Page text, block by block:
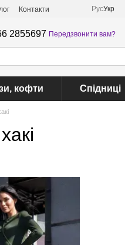
Контакти РусУкр
2855697 Передзвонити вам?
кофти Спідниці